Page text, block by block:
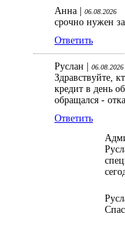
Анна | 06.08.2026
срочно нужен
Ответить
Руслан | 06.08.2026
Здравствуйте,
кредит в день
обращался -
Ответить